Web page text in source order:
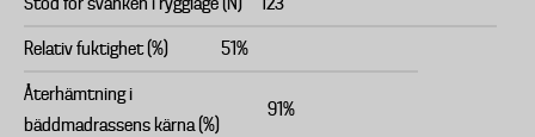
Relativ fuktighet (%) 51%
Återhämtning i
bäddmadrassens kärna (%)
91%